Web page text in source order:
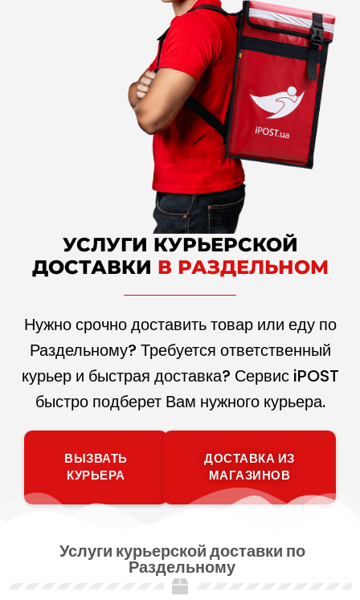
УСЛУГИ КУРЬЕРСКОЙ
ДОСТАВКИ В РАЗДЕЛЬНОМ
Нужно срочно доставить товар или еду по
Раздельному? Требуется ответственный
курьер и быстрая доставка? Сервис iPOST
быстро подберет Вам нужного курьера.
ВЫЗВАТЬ
КУРЬЕРА
ДОСТАВКА ИЗ
МАГАЗИНОВ
Услуги курьерской доставки по
Раздельному